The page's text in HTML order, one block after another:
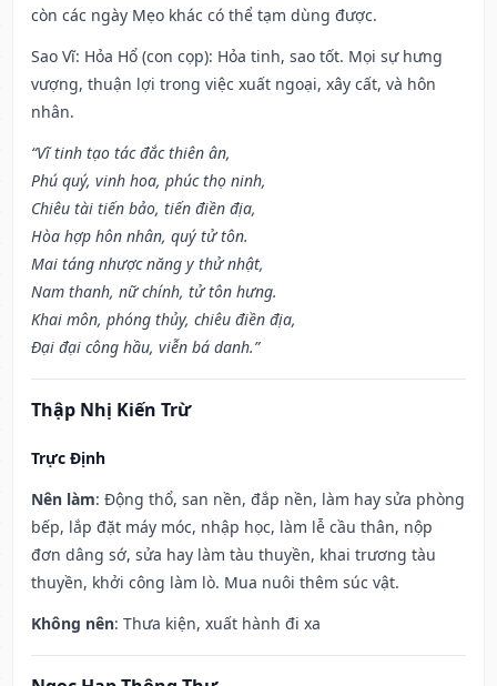
còn các ngày Mẹo khác có thể tạm dùng được.
Sao Vĩ: Hỏa Hổ (con cọp): Hỏa tinh, sao tốt. Mọi sự hưng
vượng, thuận lợi trong việc xuất ngoại, xây cất, và hôn
nhân.
“Vĩ tinh tạo tác đắc thiên ân,
Phú quý, vinh hoa, phúc thọ ninh,
Chiêu tài tiến bảo, tiến điền địa,
Hòa hợp hôn nhân, quý tử tôn.
Mai táng nhược năng y thử nhật,
Nam thanh, nữ chính, tử tôn hưng.
Khai môn, phóng thủy, chiêu điền địa,
Đại đại công hầu, viễn bá danh.”
Thập Nhị Kiến Trừ
Trực Định
Nên làm: Động thổ, san nền, đắp nền, làm hay sửa phòng
bếp, lắp đặt máy móc, nhập học, làm lễ cầu thân, nộp
đơn dâng sớ, sửa hay làm tàu thuyền, khai trương tàu
thuyền, khởi công làm lò. Mua nuôi thêm súc vật.
Không nên: Thưa kiện, xuất hành đi xa